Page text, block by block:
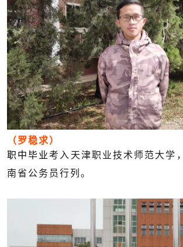
（罗稳求）
职中毕业考入天津职业技术师范大学，
南省公务员行列。